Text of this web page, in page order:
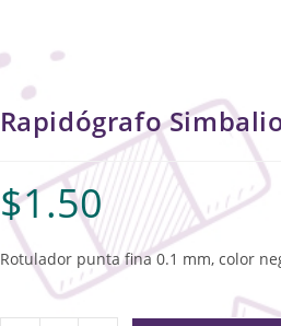
Rapidógrafo
$1.50
Rotulador punta fina 0.1 mm, color